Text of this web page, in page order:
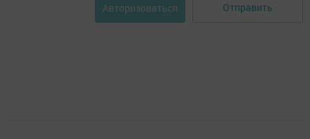
Авторизоваться Отправить